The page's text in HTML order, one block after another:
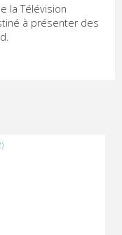
la Télévision
à présenter des